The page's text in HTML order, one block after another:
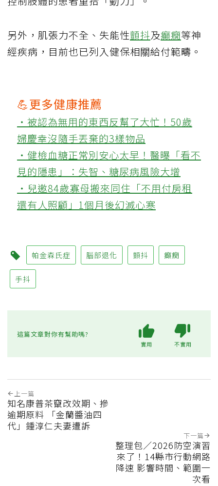
另外，肌張力不全、失能性顫抖及癲癇等神
經疾病，目前也已列入健保相關給付範疇。
💪更多健康推薦
‧被認為無用的東西反幫了大忙！50歲
婦慶幸沒隨手丟棄的3樣物品
‧健檢血糖正常別安心太早！醫曝「看不
見的隱患」：失智、糖尿病風險大增
‧兒邀84歲寡母搬來同住「不用付房租
還有人照顧」1個月後幻滅心寒
帕金森氏症 腦部退化 顫抖 癲癇
手抖
這篇文章對你有幫助嗎?
實用 不實用
上一篇
知名康普茶竄改效期、摻
逾期原料 「金蘭醬油四
代」鍾淳仁夫妻遭訴
下一篇
整理包／2026防空演習
來了！14縣市行動網路
降速 影響時間、範圍一
次看